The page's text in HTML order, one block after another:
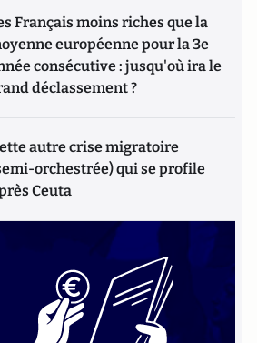
Français moins riches que la
européenne pour la 3e
consécutive : jusqu'où ira le
déclassement ?
autre crise migratoire
orchestrée) qui se profile
Ceuta